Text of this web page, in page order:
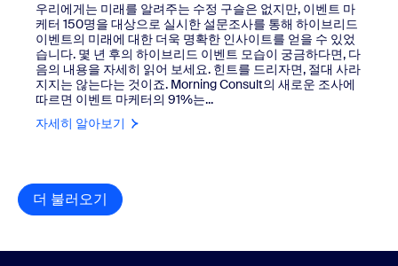
우리에게는 미래를 알려주는 수정 구슬은 없지만, 이벤트 마
케터 150명을 대상으로 실시한 설문조사를 통해 하이브리드
이벤트의 미래에 대한 더욱 명확한 인사이트를 얻을 수 있었
습니다. 몇 년 후의 하이브리드 이벤트 모습이 궁금하다면, 다
음의 내용을 자세히 읽어 보세요. 힌트를 드리자면, 절대 사라
지지는 않는다는 것이죠. Morning Consult의 새로운 조사에
따르면 이벤트 마케터의 91%는...
자세히 알아보기
더 불러오기 리소스 라이브러리 항목